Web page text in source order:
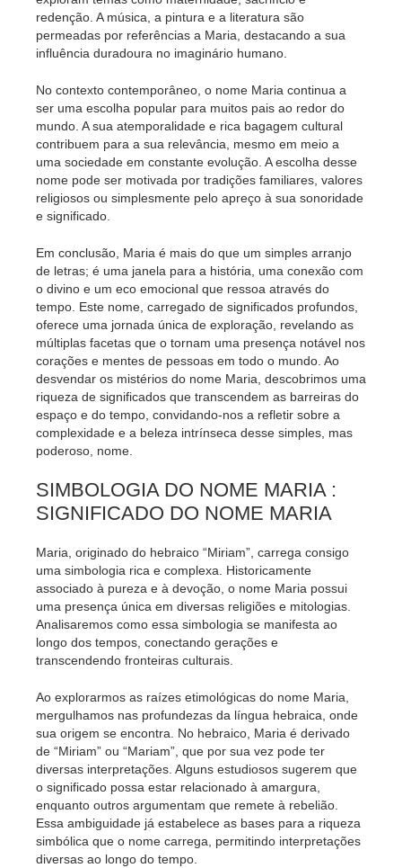
redenção. A música, a pintura e a literatura são
permeadas por referências a Maria, destacando a sua
influência duradoura no imaginário humano.
No contexto contemporâneo, o nome Maria continua a
ser uma escolha popular para muitos pais ao redor do
mundo. A sua atemporalidade e rica bagagem cultural
contribuem para a sua relevância, mesmo em meio a
uma sociedade em constante evolução. A escolha desse
nome pode ser motivada por tradições familiares, valores
religiosos ou simplesmente pelo apreço à sua sonoridade
e significado.
Em conclusão, Maria é mais do que um simples arranjo
de letras; é uma janela para a história, uma conexão com
o divino e um eco emocional que ressoa através do
tempo. Este nome, carregado de significados profundos,
oferece uma jornada única de exploração, revelando as
múltiplas facetas que o tornam uma presença notável nos
corações e mentes de pessoas em todo o mundo. Ao
desvendar os mistérios do nome Maria, descobrimos uma
riqueza de significados que transcendem as barreiras do
espaço e do tempo, convidando-nos a refletir sobre a
complexidade e a beleza intrínseca desse simples, mas
poderoso, nome.
SIMBOLOGIA DO NOME MARIA :
SIGNIFICADO DO NOME MARIA
Maria, originado do hebraico “Miriam”, carrega consigo
uma simbologia rica e complexa. Historicamente
associado à pureza e à devoção, o nome Maria possui
uma presença única em diversas religiões e mitologias.
Analisaremos como essa simbologia se manifesta ao
longo dos tempos, conectando gerações e
transcendendo fronteiras culturais.
Ao explorarmos as raízes etimológicas do nome Maria,
mergulhamos nas profundezas da língua hebraica, onde
sua origem se encontra. No hebraico, Maria é derivado
de “Miriam” ou “Mariam”, que por sua vez pode ter
diversas interpretações. Alguns estudiosos sugerem que
o significado possa estar relacionado à amargura,
enquanto outros argumentam que remete à rebelião.
Essa ambiguidade já estabelece as bases para a riqueza
simbólica que o nome carrega, permitindo interpretações
diversas ao longo do tempo.